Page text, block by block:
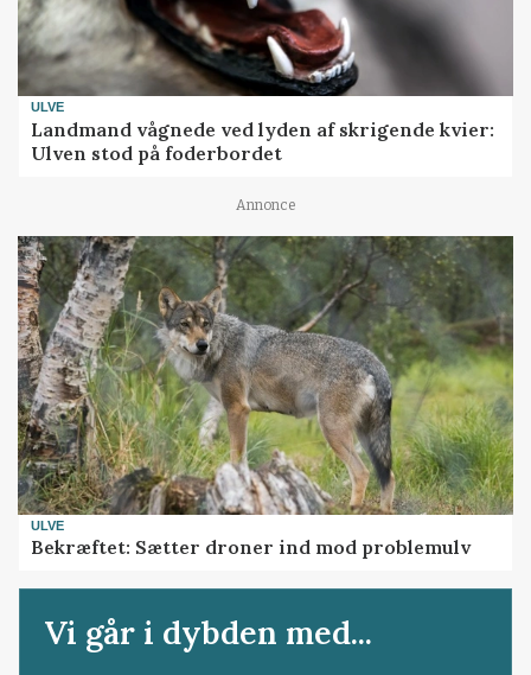
ULVE
Landmand vågnede ved lyden af skrigende kvier:
Ulven stod på foderbordet
Annonce
ULVE
Bekræftet: Sætter droner ind mod problemulv
Vi går i dybden med...